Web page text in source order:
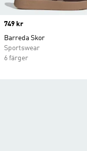
Price
749 kr
Barreda Skor
Sportswear
6 färger